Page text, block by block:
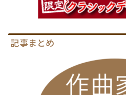
記事まとめ